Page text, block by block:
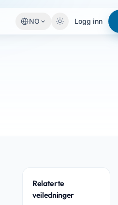
NO Logg inn
Relaterte
veiledninger